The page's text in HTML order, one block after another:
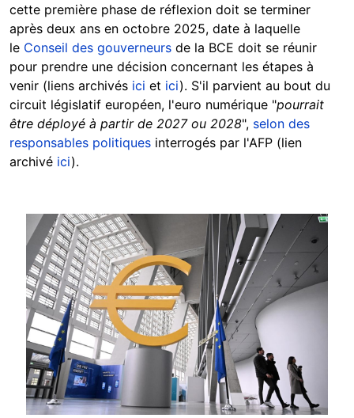
cette première phase de réflexion doit se terminer
après deux ans en octobre 2025, date à laquelle
le Conseil des gouverneurs de la BCE doit se réunir
pour prendre une décision concernant les étapes à
venir (liens archivés ici et ici). S'il parvient au bout du
circuit législatif européen, l'euro numérique "pourrait
être déployé à partir de 2027 ou 2028", selon des
responsables politiques interrogés par l'AFP (lien
archivé ici).
Image